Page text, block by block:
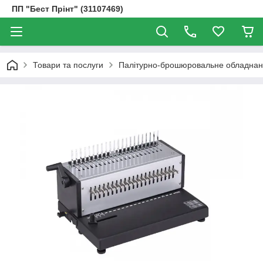
ПП "Бест Прінт" (31107469)
Товари та послуги Палітурно-брошюровальне